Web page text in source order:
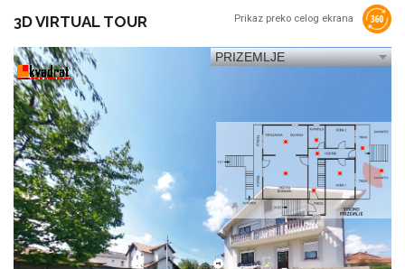
Prikaz preko celog ekrana
3D VIRTUAL TOUR